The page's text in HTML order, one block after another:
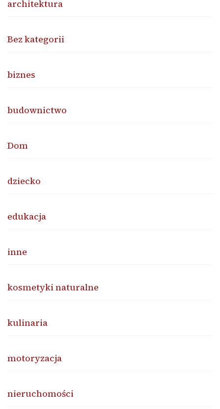
architektura
Bez kategorii
biznes
budownictwo
Dom
dziecko
edukacja
inne
kosmetyki naturalne
kulinaria
motoryzacja
nieruchomości